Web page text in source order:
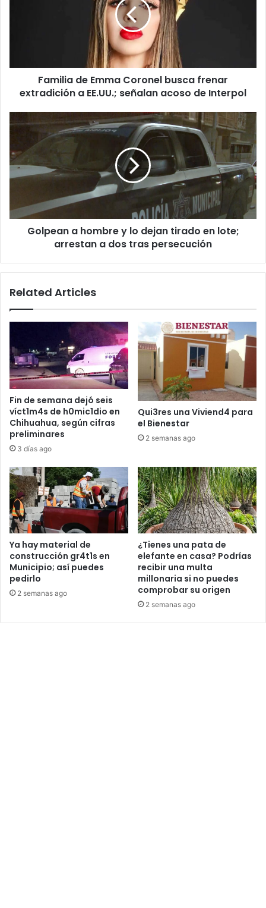
EE.UU.;
acoso
Familia de Emma Coronel busca frenar
extradición a EE.UU.; señalan acoso de Interpol
hombre
y
lo
dejan
lote;
arrestanGolpean a hombre y lo dejan tirado en lote;
arrestan a dos tras persecución
Related Articles
Fin de semana dejó seis
víct1m4s de h0mic1dio en
Chihuahua, según cifras
preliminares
3 días ago
Qui3res una Viviend4 para
el Bienestar
2 semanas ago
Ya hay material de
construcción gr4t1s en
Municipio; así puedes
pedirlo
2 semanas ago
¿Tienes una pata de
elefante en casa? Podrías
recibir una multa
millonaria si no puedes
comprobar su origen
2 semanas ago